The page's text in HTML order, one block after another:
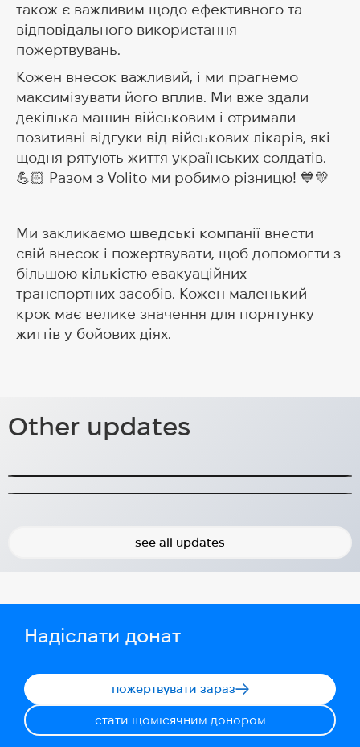
також є важливим щодо ефективного та
відповідального використання
пожертвувань.
Кожен внесок важливий, і ми прагнемо
максимізувати його вплив. Ми вже здали
декілька машин військовим і отримали
позитивні відгуки від військових лікарів, які
щодня рятують життя українських солдатів.
💪🏻 Разом з Volito ми робимо різницю! 💙💛
Ми закликаємо шведські компанії внести
свій внесок і пожертвувати, щоб допомогти з
більшою кількістю евакуаційних
транспортних засобів. Кожен маленький
крок має велике значення для порятунку
життів у бойових діях.
Other updates
Історія фрішопу 2022-2024
Freeshop допоміг 30 000 нужденним у 2022-
рішення для переселенців у
see all updates
Надіслати донат
пожертвувати зараз
стати щомісячним донором